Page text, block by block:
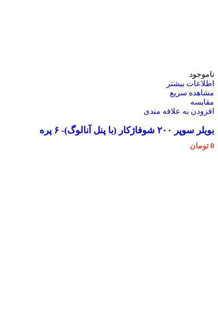
ناموجود
اطلاعات بیشتر
مشاهده سریع
مقایسه
افزودن به علاقه مندی
بویلر سوپر ۲۰۰ شوفاژکار (با پنل آنالوگ)- ۶ پره
0 تومان